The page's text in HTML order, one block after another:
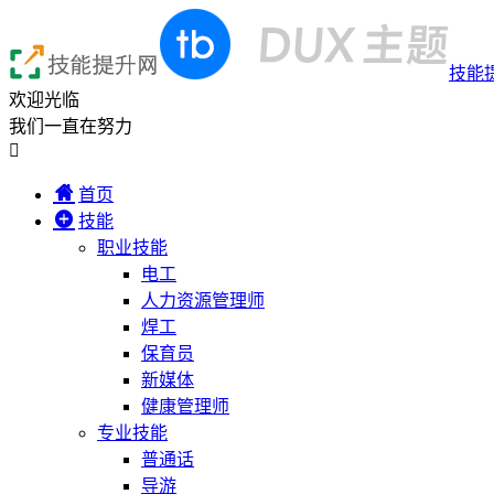
技能
欢迎光临
我们一直在努力

首页
技能
职业技能
电工
人力资源管理师
焊工
保育员
新媒体
健康管理师
专业技能
普通话
导游